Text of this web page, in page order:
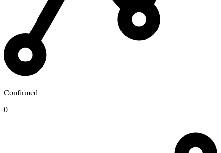
Confirmed
0